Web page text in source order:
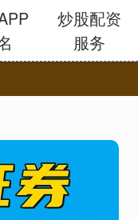
炒股配资
服务